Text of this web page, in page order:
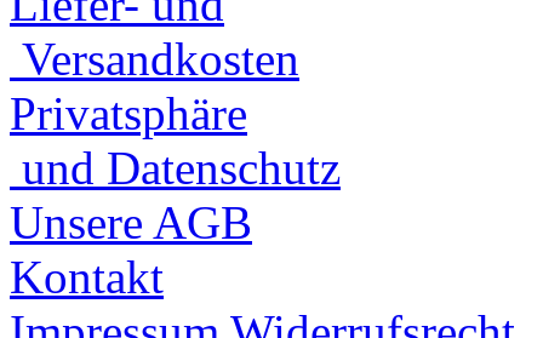
Versandkosten
Privatsphäre
und Datenschutz
Unsere AGB
Kontakt